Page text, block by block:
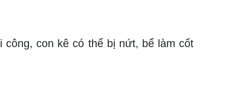
con kê có thể bị nứt, bể làm cốt